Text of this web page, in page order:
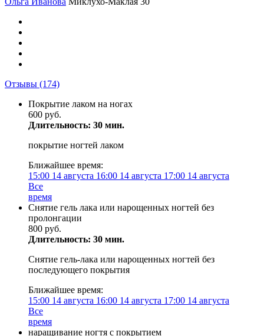
Отзывы (174)
Покрытие лаком на ногах
600 руб.
Длительность: 30 мин.
покрытие ногтей лаком
Ближайшее время:
15:00 14 августа 16:00 14 августа 17:00 14 августа
Все
время
Снятие гель лака или нарощенных ногтей без
пролонгации
800 руб.
Длительность: 30 мин.
Снятие гель-лака или нарощенных ногтей без
последующего покрытия
Ближайшее время:
15:00 14 августа 16:00 14 августа 17:00 14 августа
Все
время
наращивание ногтя с покрытием